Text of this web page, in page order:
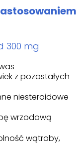
300 mg
z pozostałych
niesteroidowe
wrzodową
wątroby,